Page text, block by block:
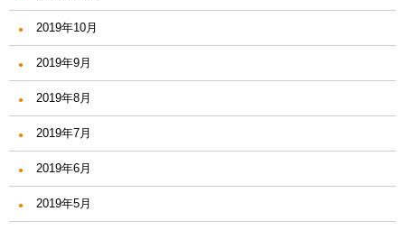
2019年10月
2019年9月
2019年8月
2019年7月
2019年6月
2019年5月